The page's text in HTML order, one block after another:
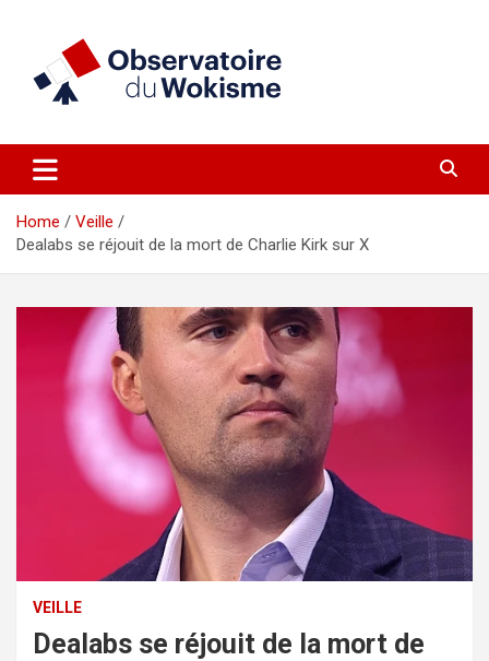
Observatoire du Wokisme
Home
Veille
Dealabs se réjouit de la mort de Charlie Kirk sur X
VEILLE
Dealabs se réjouit de la mort de